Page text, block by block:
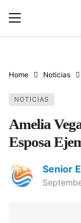
Home Noticias
NOTICIAS
Amelia
Esposa
Senior